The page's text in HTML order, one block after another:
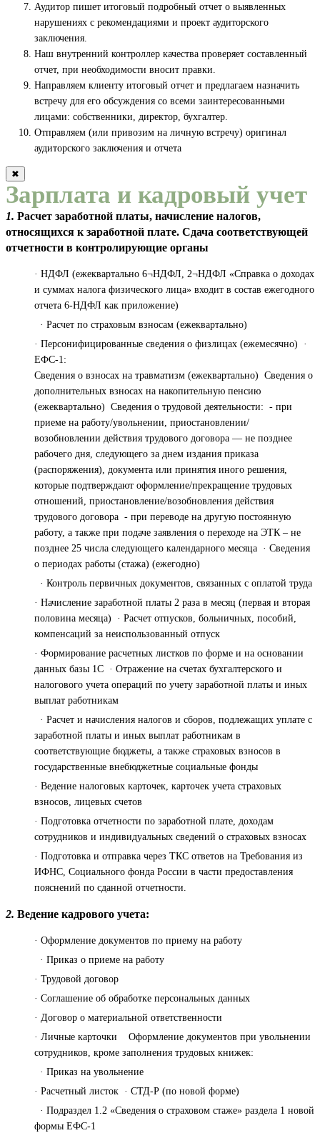
Аудитор пишет итоговый подробный отчет о выявленных
нарушениях с рекомендациями и проект аудиторского
заключения.
Наш внутренний контроллер качества проверяет составленный
отчет, при необходимости вносит правки.
Направляем клиенту итоговый отчет и предлагаем назначить
встречу для его обсуждения со всеми заинтересованными
лицами: собственники, директор, бухгалтер.
Отправляем (или привозим на личную встречу) оригинал
аудиторского заключения и отчета
✖
Зарплата и кадровый учет
1. Расчет заработной платы, начисление налогов,
относящихся к заработной плате. Сдача соответствующей
отчетности в контролирующие органы
· НДФЛ (ежеквартально 6¬НДФЛ, 2¬НДФЛ «Справка о доходах
и суммах налога физического лица» входит в состав ежегодного
отчета 6-НДФЛ как приложение)
· Расчет по страховым взносам (ежеквартально)
· Персонифицированные сведения о физлицах (ежемесячно) ·
ЕФС-1:
Сведения о взносах на травматизм (ежеквартально) Сведения о
дополнительных взносах на накопительную пенсию
(ежеквартально) Сведения о трудовой деятельности: - при
приеме на работу/увольнении, приостановлении/
возобновлении действия трудового договора — не позднее
рабочего дня, следующего за днем издания приказа
(распоряжения), документа или принятия иного решения,
которые подтверждают оформление/прекращение трудовых
отношений, приостановление/возобновления действия
трудового договора - при переводе на другую постоянную
работу, а также при подаче заявления о переходе на ЭТК – не
позднее 25 числа следующего календарного месяца · Сведения
о периодах работы (стажа) (ежегодно)
· Контроль первичных документов, связанных с оплатой труда
· Начисление заработной платы 2 раза в месяц (первая и вторая
половина месяца) · Расчет отпусков, больничных, пособий,
компенсаций за неиспользованный отпуск
· Формирование расчетных листков по форме и на основании
данных базы 1С · Отражение на счетах бухгалтерского и
налогового учета операций по учету заработной платы и иных
выплат работникам
· Расчет и начисления налогов и сборов, подлежащих уплате с
заработной платы и иных выплат работникам в
соответствующие бюджеты, а также страховых взносов в
государственные внебюджетные социальные фонды
· Ведение налоговых карточек, карточек учета страховых
взносов, лицевых счетов
· Подготовка отчетности по заработной плате, доходам
сотрудников и индивидуальных сведений о страховых взносах
· Подготовка и отправка через ТКС ответов на Требования из
ИФНС, Социального фонда России в части предоставления
пояснений по сданной отчетности.
2. Ведение кадрового учета:
· Оформление документов по приему на работу
· Приказ о приеме на работу
· Трудовой договор
· Соглашение об обработке персональных данных
· Договор о материальной ответственности
· Личные карточки Оформление документов при увольнении
сотрудников, кроме заполнения трудовых книжек:
· Приказ на увольнение
· Расчетный листок · СТД-Р (по новой форме)
· Подраздел 1.2 «Сведения о страховом стаже» раздела 1 новой
формы ЕФС-1